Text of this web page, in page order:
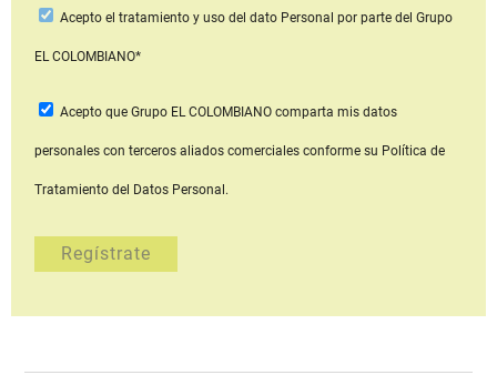
Acepto el tratamiento y uso del dato Personal por parte del Grupo
EL COLOMBIANO*
Acepto que Grupo EL COLOMBIANOcomparta mis datos
personales con terceros aliados comerciales conforme su Política de
Tratamiento del Datos Personal.